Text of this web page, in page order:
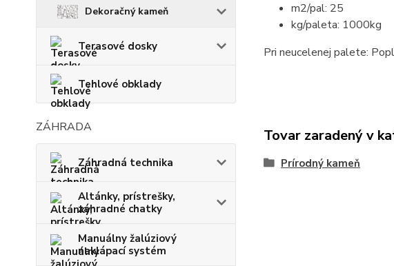
Dekoračný kameň
Terasové dosky
Tehlové obklady
ZÁHRADA
Záhradná technika
Altánky, prístrešky,
záhradné chatky
Manuálny žalúziový
naklápací systém
m2/pal: 25
kg/paleta: 1000kg
Pri neucelenej palete:
Tovar zaradený v
Prírodný kameň